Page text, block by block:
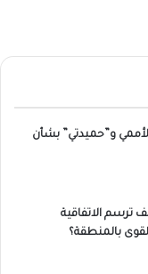
و”حميدتي” بشأن
ترسم الاتفاقية
القوى بالمنطقة؟